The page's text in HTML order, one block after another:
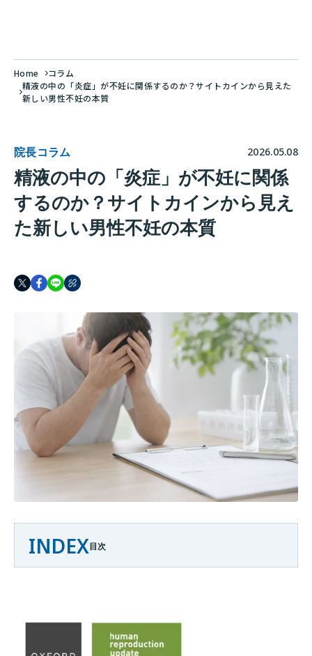
Home
コラム
精液の中の「炎症」が不妊に関係するのか？サイトカインから見えた
新しい男性不妊の本質
院長コラム 2026.05.08
精液の中の「炎症」が不妊に関係
するのか？サイトカインから見え
た新しい男性不妊の本質
INDEX目次